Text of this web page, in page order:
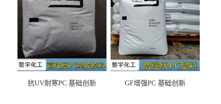
抗UV耐寒PC 基础创新
GF增强PC 基础创新